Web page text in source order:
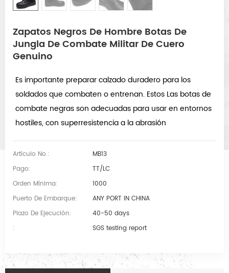
Zapatos Negros De Hombre Botas De
Jungla De Combate Militar De Cuero
Genuino
Es importante preparar calzado duradero para los
soldados que combaten o entrenan. Estos Las botas de
combate negras son adecuadas para usar en entornos
hostiles, con superresistencia a la abrasión
Artículo No.:
MB13
Pago:
TT/LC
Orden Mínima:
1000
Puerto De Embarque:
ANY PORT IN CHINA
Plazo De Ejecución:
40-50 days
:
SGS testing report